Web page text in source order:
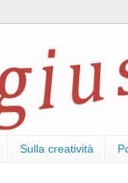
Sulla creatività